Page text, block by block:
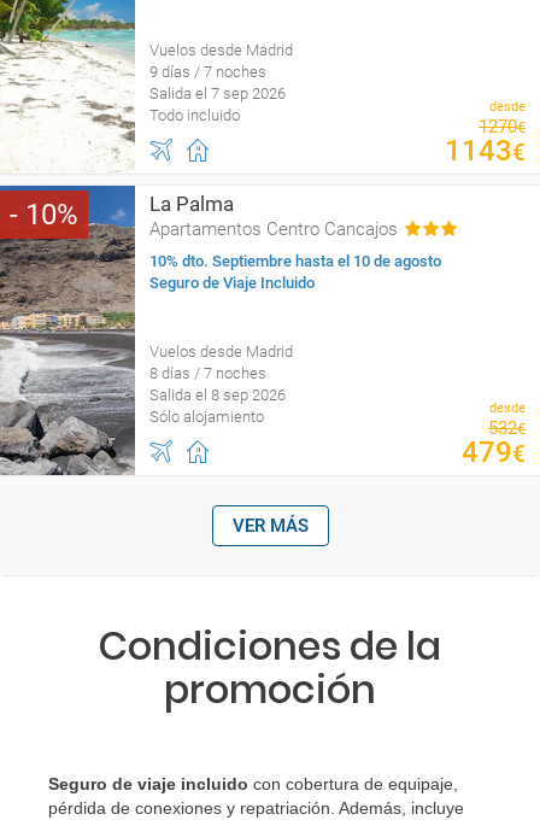
Vuelos desde Madrid
9 días / 7 noches
Salida el 7 sep 2026
Todo incluido
desde
1270€
1143€
10 La Palma
Apartamentos Centro Cancajos
10% dto. Septiembre hasta el 10 de agosto
Seguro de Viaje Incluido
Vuelos desde Madrid
8 días / 7 noches
Salida el 8 sep 2026
Sólo alojamiento
desde
532€
479€
VER MÁS
Condiciones de la
promoción
Seguro de viaje incluido con cobertura de equipaje,
pérdida de conexiones y repatriación. Además, incluye